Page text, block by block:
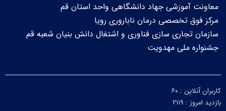
معاونت آموزشی جهاد دانشگاهی واحد استان قم
مرکز فوق تخصصی درمان ناباروری رویا
سازمان تجاری سازی فناوری و اشتغال دانش بنیان شعبه قم
جشنواره ملی مهدویت
کاربران آنلاین : ۶۰
بازدید امروز : ۲۱۱۹